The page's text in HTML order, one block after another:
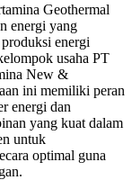
Geothermal
energi yang
energi
usaha PT
New &
ini memiliki peran
energi dan
yang kuat dalam
untuk
optimal guna